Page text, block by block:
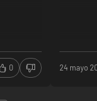
0 24 mayo